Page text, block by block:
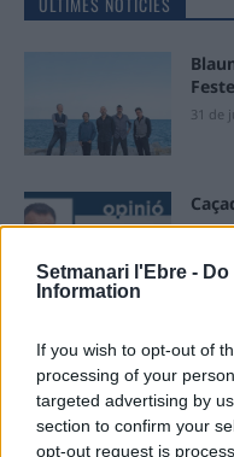
Setmanari l'Ebre -
Information
If you wish to opt-out of
processing of your
targeted advertising by
section to confirm your
opt-out request is
31 de
30 de
de
31 de